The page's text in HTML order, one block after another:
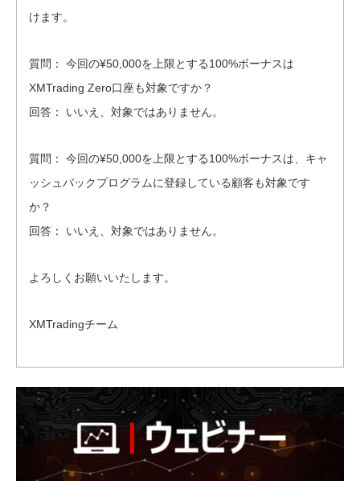
けます。
質問： 今回の¥50,000を上限とする100%ボーナスは
XMTrading Zero口座も対象ですか？
回答： いいえ、対象ではありません。
質問： 今回の¥50,000を上限とする100%ボーナスは、キャ
ッシュバックプログラムに登録している顧客も対象です
か？
回答： いいえ、対象ではありません。
よろしくお願いいたします。
XMTradingチーム